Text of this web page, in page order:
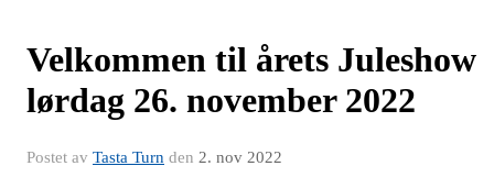
Velkommen til årets Juleshow
lørdag 26. november 2022
Postet av Tasta Turn den 2. nov 2022